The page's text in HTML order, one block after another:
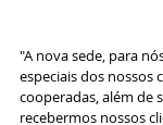
"A nova sede, para
especiais dos nossos
cooperadas, além de
recebermos nossos